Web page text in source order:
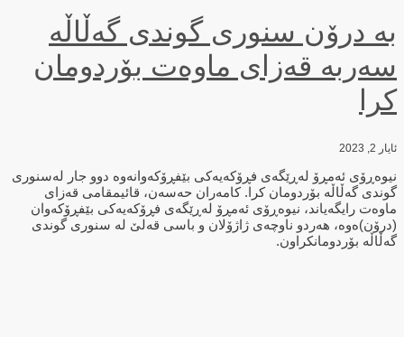
بە درۆن سنوری گوندی گەڵاڵە
سەربە قەزای ماوەت بۆردومان
کرا
ئایار 2, 2023
نیوەڕۆی ئەمڕۆ لەڕێگەی فڕۆكەیەكی بێفڕۆكەوانەوە دوو جار لەسنوری
گوندی گەڵاڵە بۆردومان كرا. کامەران حەسەن، قائیمقامی قەزای
ماوەت رایگەیاند، نیوەڕۆی ئەمڕۆ لەڕێگەی فڕۆكەیەكی بێفڕۆكەوان
(درۆن)ەوە، هەردو ناوچەی ژاژۆلان و باسی قەلێ لە سنوری گوندی
گەڵاڵە بۆردومانكراون.